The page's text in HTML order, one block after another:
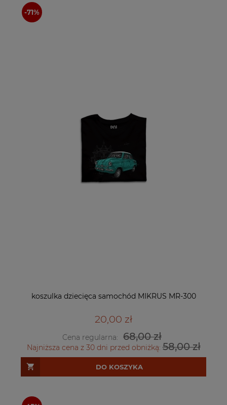
koszulka dziecięca samochód MIKRUS MR-300
20,00 zł
Cena regularna: 68,00 zł
Najniższa cena z 30 dni przed obniżką:58,00 zł
DO KOSZYKA